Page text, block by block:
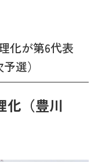
化が第6代表
選）
（豊川